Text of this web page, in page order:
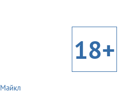
18+
Майкл